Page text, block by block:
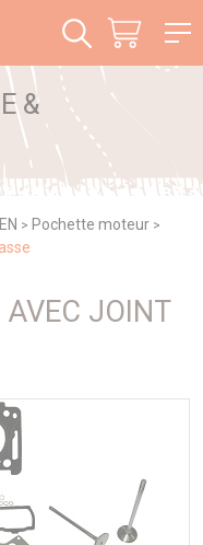
&
> Pochette moteur >
AVEC JOINT